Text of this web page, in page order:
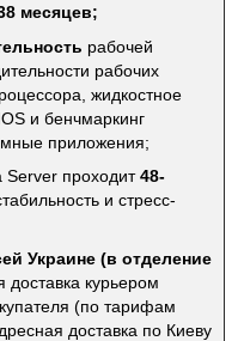
месяцев;
рабочей
рабочих
жидкостное
и бенчмаркинг
приложения;
Server проходит48-
и стресс-
Украине (в отделение
доставка курьером
(по тарифам
доставка по Киеву